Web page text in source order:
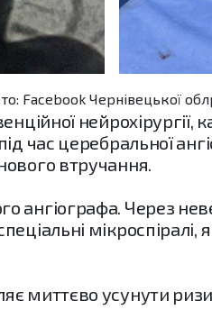
Facebook Чернівецької
нейрохірургії,
час церебральної
втручання.
Через
мікроспіралі,
миттєво усунути